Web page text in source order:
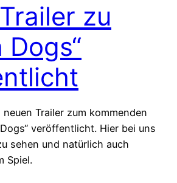
zu
Dogs“
Trailer zum kommenden
veröffentlicht. Hier bei uns
sehen und natürlich auch
Spiel.